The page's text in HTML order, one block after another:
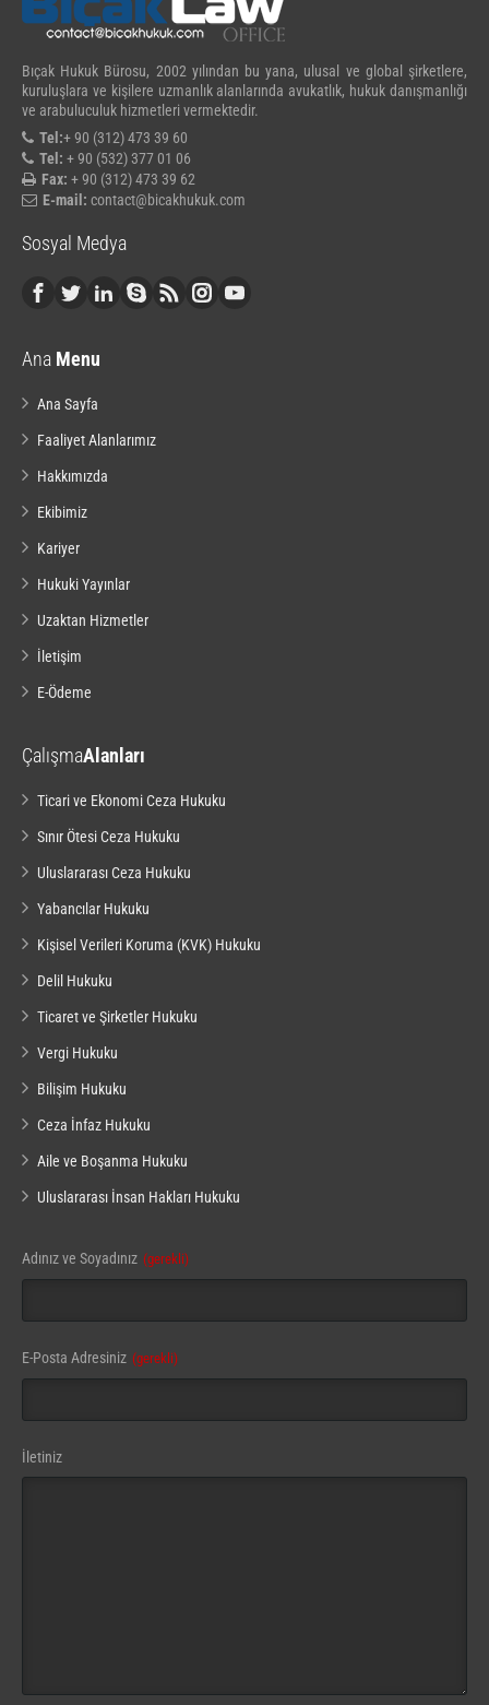
Bıçak Hukuk Bürosu, 2002 yılından bu yana, ulusal ve global şirketlere,
kuruluşlara ve kişilere uzmanlık alanlarında avukatlık, hukuk danışmanlığı
ve arabuluculuk hizmetleri vermektedir.
Tel:+ 90 (312) 473 39 60
Tel: + 90 (532) 377 01 06
Fax: + 90 (312) 473 39 62
E-mail: contact@bicakhukuk.com
Sosyal Medya
Ana Menu
Ana Sayfa
Faaliyet Alanlarımız
Hakkımızda
Ekibimiz
Kariyer
Hukuki Yayınlar
Uzaktan Hizmetler
İletişim
E-Ödeme
ÇalışmaAlanları
Ticari ve Ekonomi Ceza Hukuku
Sınır Ötesi Ceza Hukuku
Uluslararası Ceza Hukuku
Yabancılar Hukuku
Kişisel Verileri Koruma (KVK) Hukuku
Delil Hukuku
Ticaret ve Şirketler Hukuku
Vergi Hukuku
Bilişim Hukuku
Ceza İnfaz Hukuku
Aile ve Boşanma Hukuku
Uluslararası İnsan Hakları Hukuku
Adınız ve Soyadınız (gerekli)
E-Posta Adresiniz (gerekli)
Website
URL (gerekli)
İletiniz